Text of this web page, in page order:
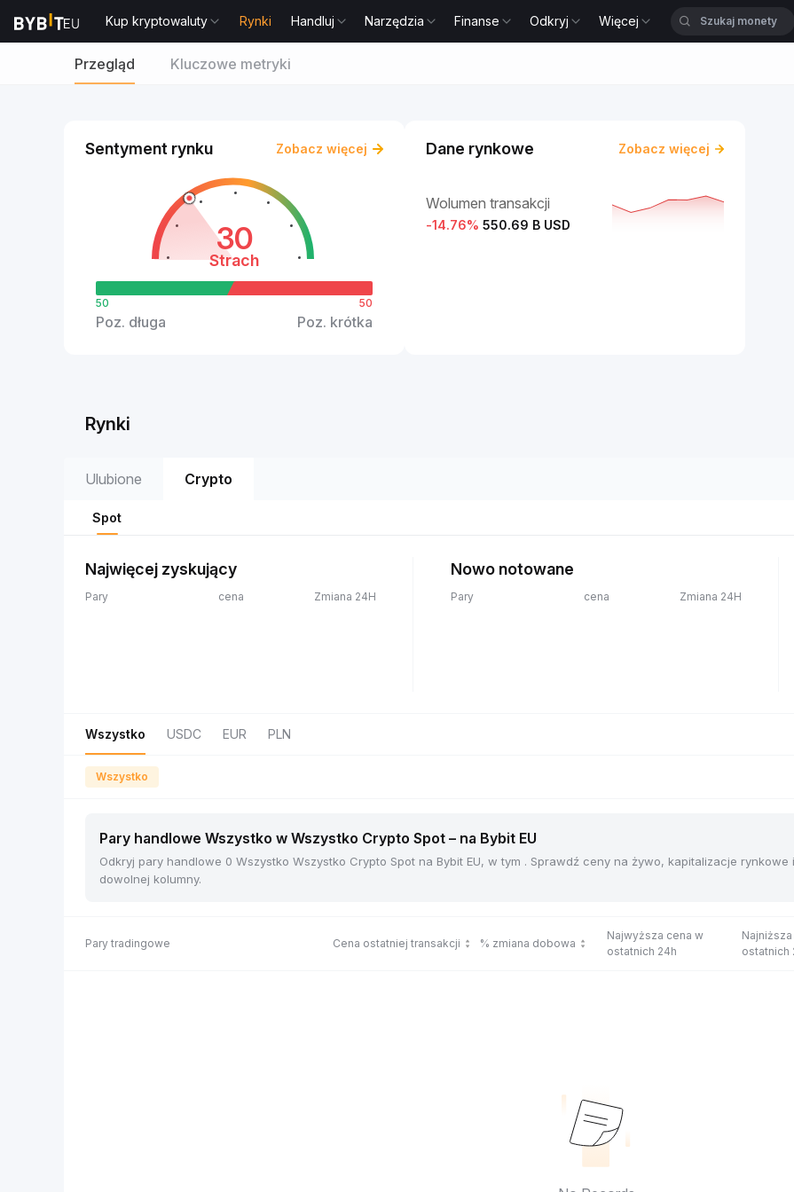
Kup kryptowaluty Rynki Handluj Narzędzia Finanse Odkryj Więcej
Przegląd Kluczowe metryki
Sentyment rynku Zobacz więcej
30
Strach
50
Poz. długa
50
Poz. krótka
Dane rynkowe Zobacz więcej
Wolumen transakcji
-14.76% 550.69 B USD
Rynki
Ulubione Crypto
Spot
Najwięcej zyskujący
Pary cena Zmiana 24H
Nowo notowane
Pary cena Zmiana 24H
Wszystko USDC EUR PLN
Wszystko
Pary handlowe Wszystko w Wszystko Crypto Spot – na Bybit EU
Odkryj pary handlowe 0 Wszystko Wszystko Crypto Spot na Bybit EU, w tym . Sprawdź ceny na żywo, kapitalizacje
dowolnej kolumny.
Pary tradingowe Cena ostatniej transakcji % zmiana dobowa
Najwyższa cena w
ostatnich 24h
ostatnich